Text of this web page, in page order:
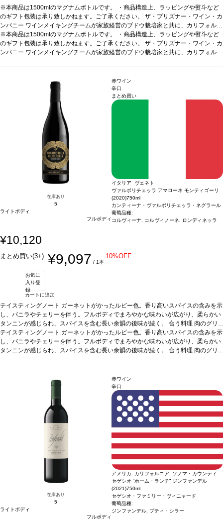
※本商品は1500mlのマグナムボトルです。 ・商品構造上、ラッピングや熨斗など
のギフト包装は承り致しかねます。ご了承ください。 ザ・プリズナー・ワイン・カ
ンパニー ワインメイキングチームが家族経営のブドウ栽培家と共に、カリフォルニ
アの最も素晴らしいブドウ畑の多様なブドウ品種をもとに造っている。それにより
ワインは注目すべき品質と特徴を持つ、興味深いブレンドとなっている。ワインに
ついてプリズナーはナパ・ヴァレーに最初に移住したイタリア人によって初めて造
ー、シャルボノという珍しい組み合わせによる、興味深いブレンドの復活へと導い
テイスティングノート
ノーズはクランベリー、ブラックベリー、カラン
ト、ドライプラム、バニラ、ナツメグ、トーストしたココナッツを示す。口に含む
と、柔らかいタンニンが広がり、甘いスパイスは素晴らしく溶け込んでいて、バラ
ンスの取れた赤と黒果実を感じる。
ジンファンデル 40%、プティ・シラー 19%、シラー 17%、カベルネ・ソ
ーヴィニヨン 10.5%、メルロー 8.5%、マルベック 5%
の場合、在庫があり価格が同様の場合は自動的に次のヴィンテージに変更されま
す、ご了承ください。
※本商品は1500mlのマグナムボトルです。 ・商品構造上、ラッピングや熨斗など
のギフト包装は承り致しかねます。ご了承ください。 ザ・プリズナー・ワイン・カ
ンパニー ワインメイキングチームが家族経営のブドウ栽培家と共に、カリフォルニ
プリズナーはナパ・ヴァレーに最初に移住したイタリア人によって初めて造
られた “ミックスブラック” にひらめきを得た。プリズナーは現在最も良く知られて
いる赤ブレンドで、ジンファンデルにカベルネ・ソーヴィニヨン、プティ・シラ
ー、シャルボノという珍しい組み合わせによる、興味深いブレンドの復活へと導い
テイスティングノート
ト、ドライプラム、バニラ、ナツメグ、トーストしたココナッツを示す。口に含む
と、柔らかいタンニンが広がり、甘いスパイスは素晴らしく溶け込んでいて、バラ
ンスの取れた赤と黒果実を感じる。
ジンファンデル 40%、プティ・シラー 19%、シラー 17%、カベルネ・ソ
ーヴィニヨン 10.5%、メルロー 8.5%、マルベック 5%
の場合、在庫があり価格が同様の場合は自動的に次のヴィンテージに変更されま
す、ご了承ください。
在庫あり
5
ライトボディ
フルボディ
赤ワイン
辛口
まとめ買い
イタリア ヴェネト
ヴァルポリチェッラ アマローネ モンティゴーリ
(2020)750ml
カンティーナ・ヴァルポリチェッラ・ネグラール
葡萄品種:
コルヴィーナ, コルヴィノーネ, ロンディネッラ
¥10,120
まとめ買い(3+) ¥9,097 / 1本
10%OFF
お気に
入り登
録
カートに追加
テイスティングノート ガーネットがかったルビー色。香り高いスパイスの含みを示
し、バニラやチェリーを伴う。フルボディでまろやかな味わいが広がり、柔らかい
タンニンが感じられ、スパイスを含む長い余韻の後味が続く。 合う料理 肉のグリ
ルや煮込み料理、ジビエ、熟成チーズなどと好相性葡萄品種コルヴィーナ、コル
ヴィノーネ、ロンディネッラ*本ヴィンテージが在庫切れの場合、在庫があり価格
が同様の場合は自動的に次のヴィンテージに変更されます、ご了承ください。
テイスティングノート ガーネットがかったルビー色。香り高いスパイスの含みを示
し、バニラやチェリーを伴う。フルボディでまろやかな味わいが広がり、柔らかい
タンニンが感じられ、スパイスを含む長い余韻の後味が続く。 合う料理 肉のグリ
が同様の場合は自動的に次のヴィンテージに変更されます、ご了承ください。
在庫あり
5
ライトボディ
フルボディ
赤ワイン
辛口
アメリカ カリフォルニア ソノマ・カウンティ
セゲシオ “ホーム・ランチ” ジンファンデル
(2021)750ml
セゲシオ・ファミリー・ヴィニャード
葡萄品種:
ジンファンデル, プティ・シラー